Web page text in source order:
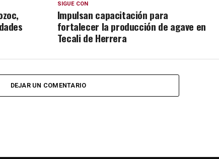
SIGUE CON
Impulsan capacitación para
fortalecer la producción de agave en
Tecali de Herrera
DEJAR UN COMENTARIO